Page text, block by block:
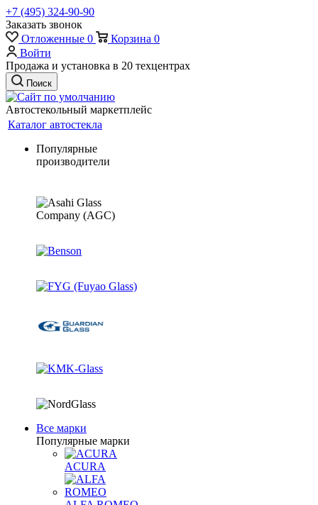
+7 (495) 324-90-90
Заказать звонок
Отложенные 0 Корзина 0
Войти
Продажа и установка в 20 техцентрах
Поиск
Автостекольный маркетплейс
Каталог автостекла
Популярные
производители
Все марки
Популярные марки
ACURA